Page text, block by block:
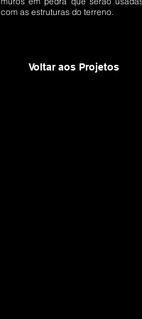
com as estruturas do terreno.
Voltar aos Projetos